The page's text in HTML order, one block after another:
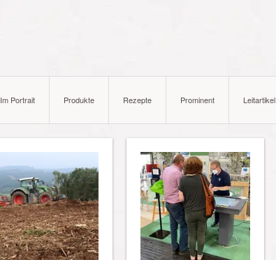
Im Portrait Produkte Rezepte Prominent Leitartikel